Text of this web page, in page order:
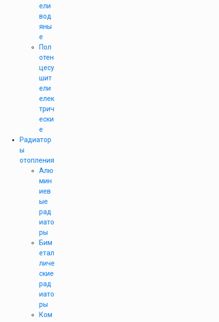
ели
вод
яны
е
Пол
отен
цесу
шит
ели
елек
трич
ески
е
Радиатор
ы
отопления
Алю
мин
иев
ые
рад
иато
ры
Бим
етал
личе
ские
рад
иато
ры
Ком